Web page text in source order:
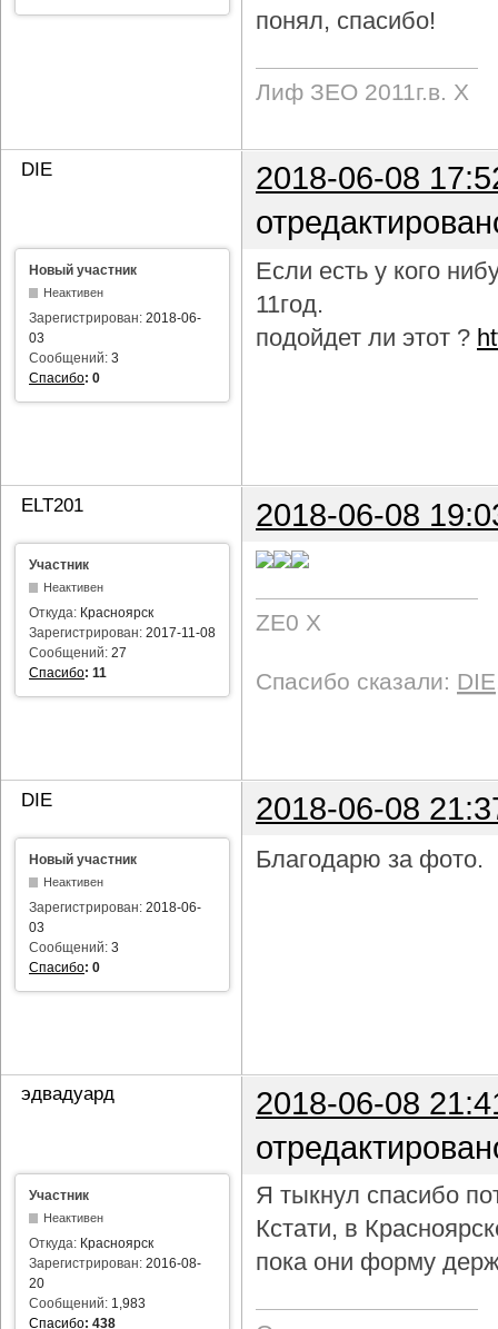
понял, спасибо!
Лиф ЗЕО 2011г.в. Х
DIE
2018-06-08
Новый участник
Неактивен
Зарегистрирован: 2018-06-
03
Сообщений: 3
Спасибо: 0
Если есть у кого
11год.
подойдет ли этот ?
ELT201 2018-06-08
Участник
Неактивен
Откуда: Красноярск
Зарегистрирован: 2017-11-08
Сообщений: 27
Спасибо: 11
ZE0 X
Спасибо сказали: DIE
DIE 2018-06-08
Новый участник
Неактивен
Зарегистрирован: 2018-06-
03
Сообщений: 3
Спасибо: 0
Благодарю за фото.
эдвадуард
2018-06-08
Участник
Неактивен
Откуда: Красноярск
Зарегистрирован: 2016-08-
20
Сообщений: 1,983
Спасибо: 438
Я тыкнул спасибо
Кстати, в
пока они форму